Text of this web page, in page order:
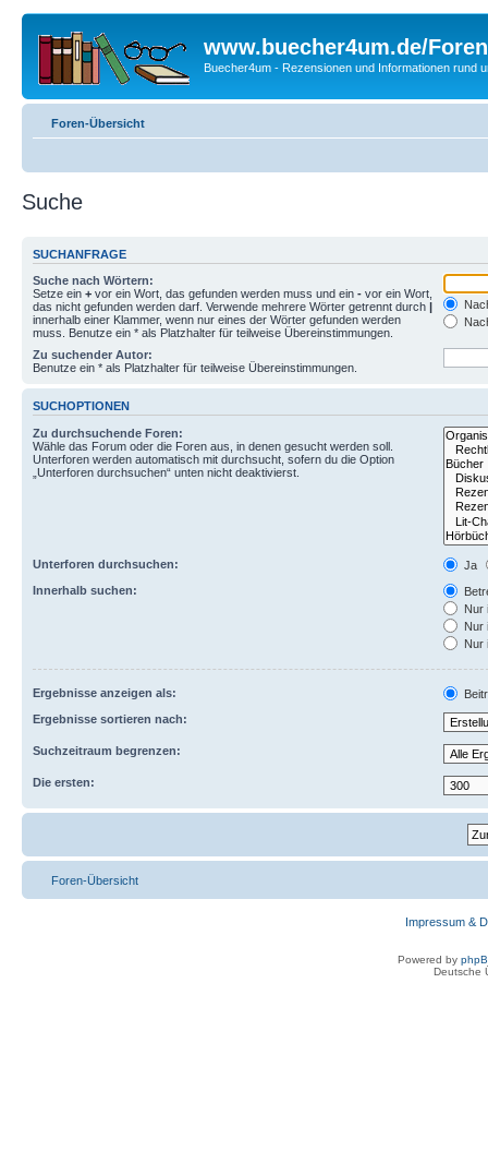
www.buecher4um.de/Foren
Buecher4um - Rezensionen und Informationen rund
Foren-Übersicht
Suche
SUCHANFRAGE
Suche nach Wörtern:
Setze ein + vor ein Wort, das gefunden werden muss und ein - vor ein Wort,
das nicht gefunden werden darf. Verwende mehrere Wörter getrennt durch |
innerhalb einer Klammer, wenn nur eines der Wörter gefunden werden
muss. Benutze ein * als Platzhalter für teilweise Übereinstimmungen.
Zu suchender Autor:
Benutze ein * als Platzhalter für teilweise Übereinstimmungen.
SUCHOPTIONEN
Zu durchsuchende Foren:
Wähle das Forum oder die Foren aus, in denen gesucht werden soll.
Unterforen werden automatisch mit durchsucht, sofern du die Option
„Unterforen durchsuchen“ unten nicht deaktivierst.
Unterforen durchsuchen:
Ja
Innerhalb suchen:
Nur
Nur
Nur
Ergebnisse anzeigen als:
Ergebnisse sortieren nach:
Suchzeitraum begrenzen:
Die ersten:
Foren-Übersicht
Impressum &
Powered by
Deutsche